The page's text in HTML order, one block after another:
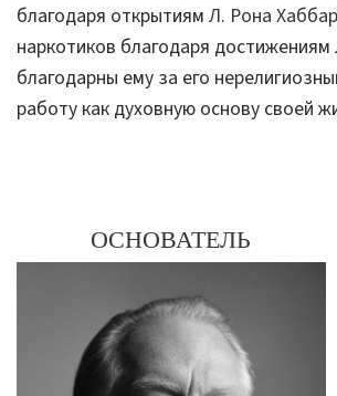
благодаря открытиям Л. Рона
наркотиков благодаря
благодарны ему за его
работу как духовную основу своей
ОСНОВАТЕЛЬ